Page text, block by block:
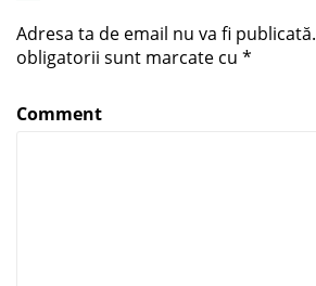
Adresa ta de email nu va fi publicată.
obligatorii sunt marcate cu *
Comment